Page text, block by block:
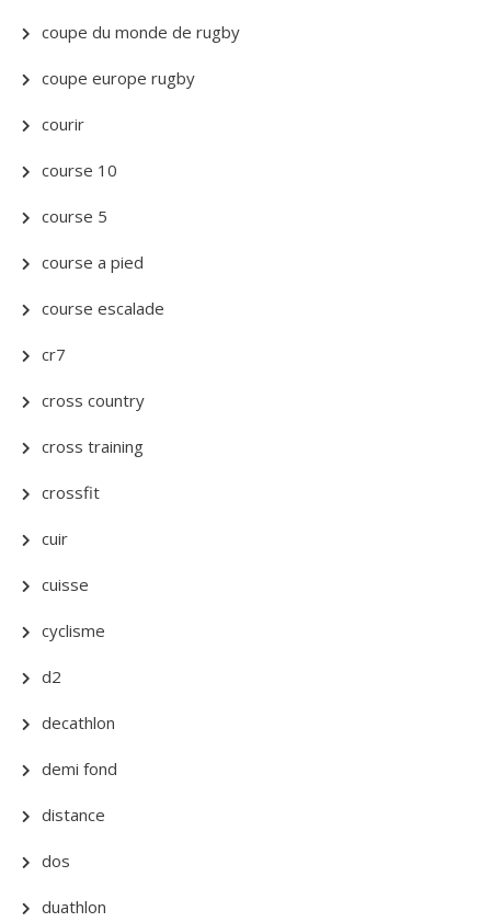
coupe du monde de rugby
coupe europe rugby
courir
course 10
course 5
course a pied
course escalade
cr7
cross country
cross training
crossfit
cuir
cuisse
cyclisme
d2
decathlon
demi fond
distance
dos
duathlon